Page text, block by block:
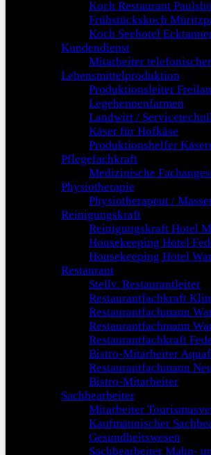
Koch Restaurant
Frühstückskoch
Koch Seehotel
Kundendienst
Mitarbeiter
Lebensmittelproduktion
Produktionsleiter
Legehennenfarmen
Landwirt /
Käser für Hofkäse
Produktionshelfer
Pflegefachkraft
Medizinische
Physiotherapie
Physiotherapeut /
Reinigungskraft
Reinigungskraft Hotel
Housekeeping Hotel
Housekeeping Hotel
Restaurant
Stellv. Restaurantleiter
Restaurantfachkraft
Restaurantfachmann
Restaurantfachmann
Restaurantfachkraft
Bistro-Mitarbeiter
Restaurantfachmann
Bistro-Mitarbeiter
Sachbearbeiter
Mitarbeiter
Kaufmännischer
Gesundheitswesen
Sachbearbeiter Mahn-